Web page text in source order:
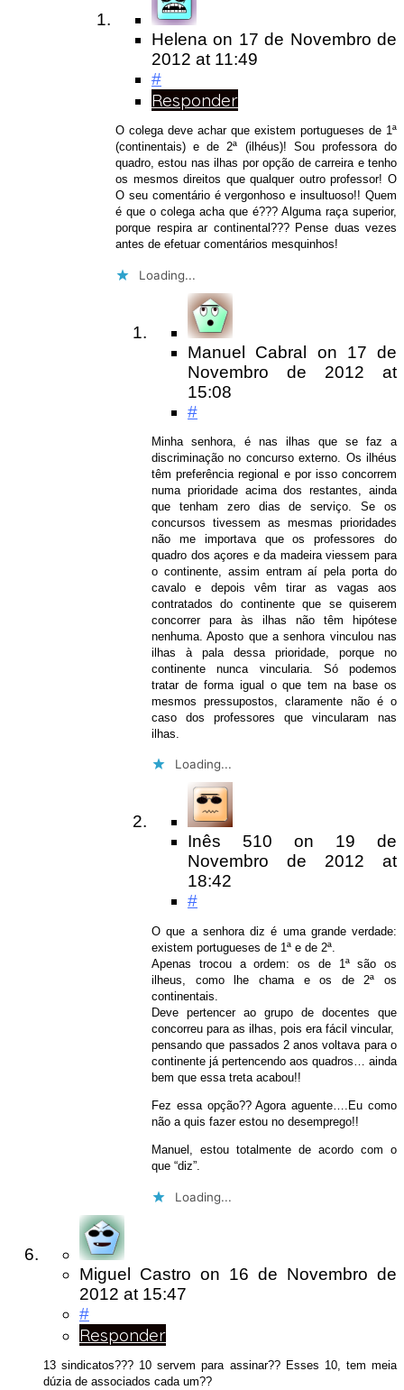
Helena on 17 de Novembro de
2012 at 11:49
#
Responder
O colega deve achar que existem portugueses de 1ª
(continentais) e de 2ª (ilhéus)! Sou professora do
quadro, estou nas ilhas por opção de carreira e tenho
os mesmos direitos que qualquer outro professor! O
O seu comentário é vergonhoso e insultuoso!! Quem
é que o colega acha que é??? Alguma raça superior,
porque respira ar continental??? Pense duas vezes
antes de efetuar comentários mesquinhos!
Loading...
Manuel Cabral on 17 de
Novembro de 2012 at
15:08
#
Minha senhora, é nas ilhas que se faz a
discriminação no concurso externo. Os ilhéus
têm preferência regional e por isso concorrem
numa prioridade acima dos restantes, ainda
que tenham zero dias de serviço. Se os
concursos tivessem as mesmas prioridades
não me importava que os professores do
quadro dos açores e da madeira viessem para
o continente, assim entram aí pela porta do
cavalo e depois vêm tirar as vagas aos
contratados do continente que se quiserem
concorrer para às ilhas não têm hipótese
nenhuma. Aposto que a senhora vinculou nas
ilhas à pala dessa prioridade, porque no
continente nunca vincularia. Só podemos
tratar de forma igual o que tem na base os
mesmos pressupostos, claramente não é o
caso dos professores que vincularam nas
ilhas.
Loading...
Inês 510 on 19 de
Novembro de 2012 at
18:42
#
O que a senhora diz é uma grande verdade:
existem portugueses de 1ª e de 2ª.
Apenas trocou a ordem: os de 1ª são os
ilheus, como lhe chama e os de 2ª os
continentais.
Deve pertencer ao grupo de docentes que
concorreu para as ilhas, pois era fácil vincular,
pensando que passados 2 anos voltava para o
continente já pertencendo aos quadros… ainda
bem que essa treta acabou!!
Fez essa opção?? Agora aguente….Eu como
não a quis fazer estou no desemprego!!
Manuel, estou totalmente de acordo com o
que “diz”.
Loading...
Miguel Castro on 16 de Novembro de
2012 at 15:47
#
Responder
13 sindicatos??? 10 servem para assinar?? Esses 10, tem meia
dúzia de associados cada um??